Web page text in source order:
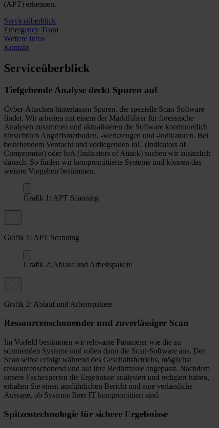
(APT) erkennen.
Serviceüberblick
Emergency Team
Weitere Infos
Kontakt
Serviceüberblick
Tiefgehende Analyse deckt Spuren auf
Cyber-Attacken hinterlassen Spuren, die spezielle Scan-Software
findet. Wir arbeiten mit einem der Marktführer für forensische
Analysen zusammen und aktualisieren die Software kontinuierlich
hinsichtlich Angriffsmethoden, ‑werkzeugen und -indikatoren. Bei
bestehendem Verdacht und vorliegenden IoC (Indicators of
Compromise) oder IoA (Indicators of Attack) suchen wir zusätzlich
danach. So finden wir kompromittierte Systeme und können das
weitere Vorgehen bestimmen.
Grafik 1: APT Scanning
Grafik 1: APT Scanning
Grafik 2: Ablauf und Arbeitspakete
Grafik 2: Ablauf und Arbeitspakete
Ressourcenschonender und zuverlässiger Scan
Im Vorfeld bestimmen wir relevante Parameter wie die zu
scannenden Systeme und rollen dann die Scan-Software aus. Der
Scan selbst erfolgt während des Geschäftsbetriebs, möglichst
ressourcenschonend und auf Ihre Bedürfnisse angepasst. Nachdem
unsere Fachexperten die Ergebnisse analysiert und redigiert haben,
erhalten Sie einen ausführlichen Bericht und eine verlässliche
Aussage, ob Systeme Ihrer IT kompromittiert sind.
Spitzentechnologie für sichere Ergebnisse